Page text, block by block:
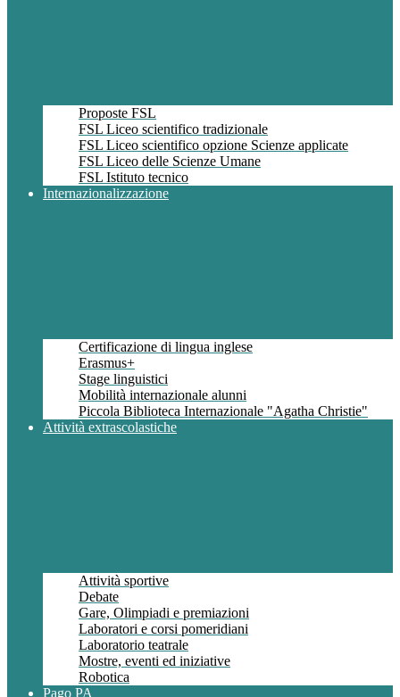
Proposte FSL
FSL Liceo scientifico tradizionale
FSL Liceo scientifico opzione Scienze applicate
FSL Liceo delle Scienze Umane
FSL Istituto tecnico
Internazionalizzazione
Certificazione di lingua inglese
Erasmus+
Stage linguistici
Mobilità internazionale alunni
Piccola Biblioteca Internazionale "Agatha Christie"
Attività extrascolastiche
Attività sportive
Debate
Gare, Olimpiadi e premiazioni
Laboratori e corsi pomeridiani
Laboratorio teatrale
Mostre, eventi ed iniziative
Robotica
Pago PA